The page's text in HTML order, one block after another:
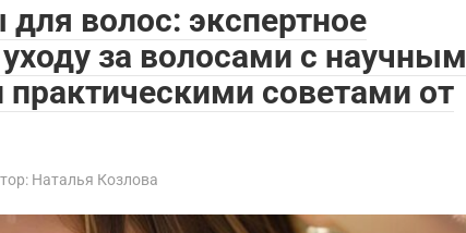
волос: экспертное
за волосами с научным
советами от
Наталья Козлова